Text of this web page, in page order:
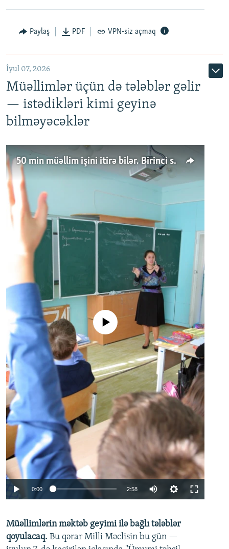
Paylaş PDF VPN-siz açmaq
İyul 07, 2026
Müəllimlər üçün də tələblər gəlir
— istədikləri kimi geyinə
bilməyəcəklər
50 min müəllim işini itirə bilər. Birinci sinfə gedənlər azalır
No media source currently available
0:00 2:58
360p
480p
Müəllimlərin məktəb geyimi ilə bağlı tələblər
qoyulacaq. Bu qərar Milli Məclisin bu gün —